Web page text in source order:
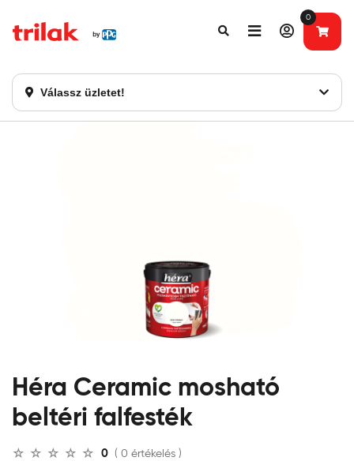
Válassz üzletet!
0
Fontos tájékoztatás!
Héra Ceramic mosható
beltéri falfesték
0 ( 0 értékelés )